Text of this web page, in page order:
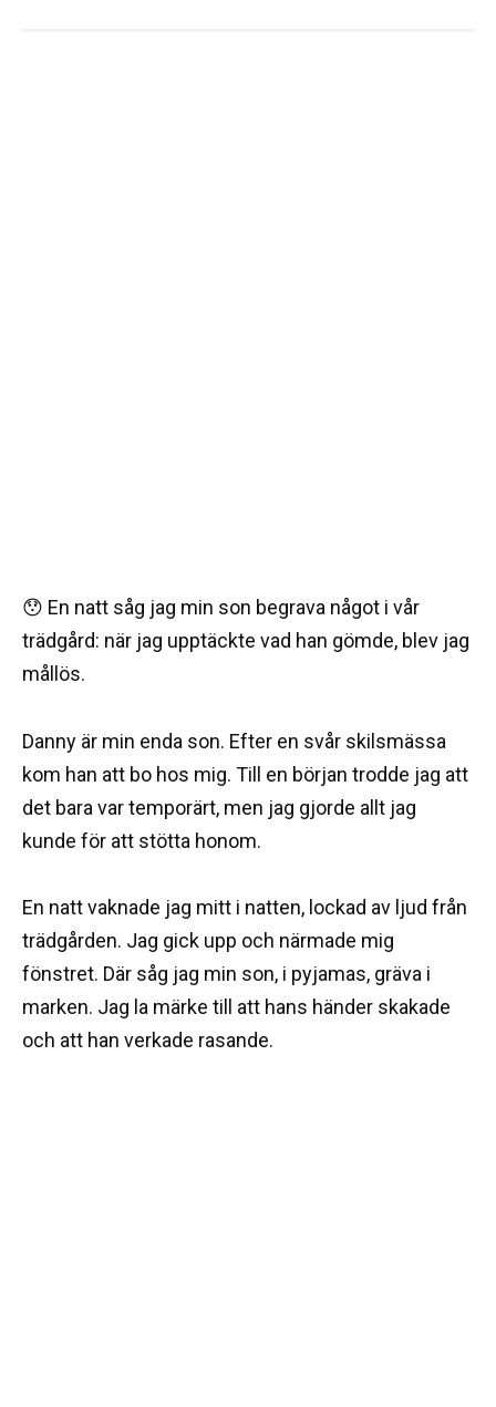
😯 En natt såg jag min son begrava något i vår
trädgård: när jag upptäckte vad han gömde, blev jag
mållös.
Danny är min enda son. Efter en svår skilsmässa
kom han att bo hos mig. Till en början trodde jag att
det bara var temporärt, men jag gjorde allt jag
kunde för att stötta honom.
En natt vaknade jag mitt i natten, lockad av ljud från
trädgården. Jag gick upp och närmade mig
fönstret. Där såg jag min son, i pyjamas, gräva i
marken. Jag la märke till att hans händer skakade
och att han verkade rasande.